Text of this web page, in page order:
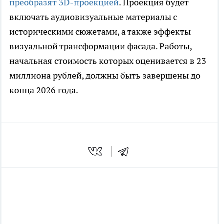
преобразят 3D-проекцией. Проекция будет
включать аудиовизуальные материалы с
историческими сюжетами, а также эффекты
визуальной трансформации фасада. Работы,
начальная стоимость которых оценивается в 23
миллиона рублей, должны быть завершены до
конца 2026 года.